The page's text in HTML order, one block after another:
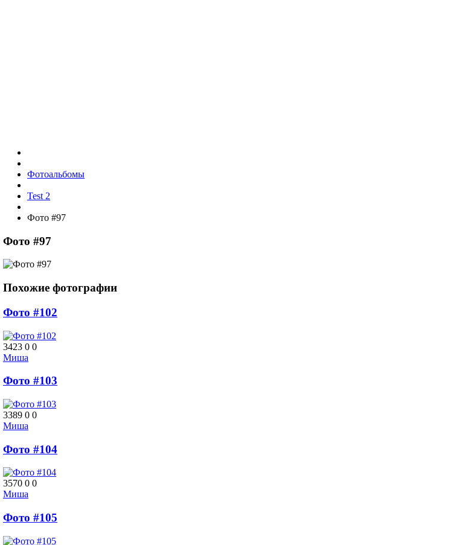
Фотоальбомы
Test 2
Фото #97
Фото #97
Похожие фотографии
Фото #102
3423 0 0
Миша
Фото #103
3389 0 0
Миша
Фото #104
3570 0 0
Миша
Фото #105